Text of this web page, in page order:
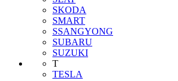
SKODA
SMART
SSANGYONG
SUBARU
SUZUKI
T
TESLA